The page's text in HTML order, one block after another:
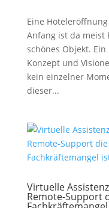
Eine
Anfang ist da meist
schönes Objekt.
Konzept und
kein einzelner
dieser...
Virtuelle
Remote-Support